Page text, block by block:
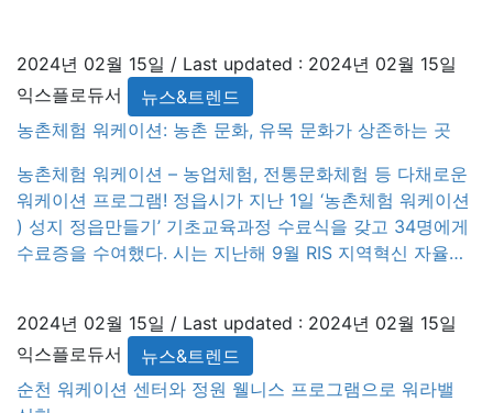
2024년 02월 15일 / Last updated : 2024년 02월 15일
익스플로듀서
뉴스&트렌드
농촌체험 워케이션: 농촌 문화, 유목 문화가 상존하는 곳
농촌체험 워케이션 – 농업체험, 전통문화체험 등 다채로운
워케이션 프로그램! 정읍시가 지난 1일 ‘농촌체험 워케이션
) 성지 정읍만들기’ 기초교육과정 수료식을 갖고 34명에게
수료증을 수여했다. 시는 지난해 9월 RIS 지역혁신 자율과
의 인적·물적 자원을 활용해 지역현안 해결과 지역 활성화
에 기여하기 위한 사업이다. 시는 전주대학교와 컨소시엄을
통해 올해 총사업비 3억 2500만원(도비 2억 2700만원, 시
2024년 02월 15일 / Last updated : 2024년 02월 15일
익스플로듀서
뉴스&트렌드
순천 워케이션 센터와 정원 웰니스 프로그램으로 워라밸